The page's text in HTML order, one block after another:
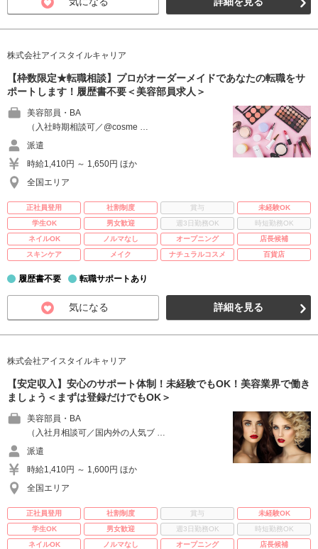
株式会社アイスタイルキャリア
【枠数限定★転職相談】プロがオーダーメイドであなたの転職をサ
ポートします！履歴書不要＜美容部員求人＞
美容部員・BA
（入社時期相談可／@cosme …
派遣
時給1,410円 ～ 1,650円 ほか
全国エリア
正社員登用 社割制度 賞与
未経験OK
学生OK
男女歓迎 週3日勤務OK
時短勤務OK
ネイルOK
ノルマなし オープニング
店長候補
スキンケア
メイク ナチュラルコスメ 百貨店
履歴書不要 転職サポートあり
気になる 詳細を見る
株式会社アイスタイルキャリア
【安定収入】安心のサポート体制！未経験でもOK！美容業界で働き
ましょう＜まずは登録だけでもOK＞
美容部員・BA
（入社月相談可／国内外の人気ブ …
派遣
時給1,410円 ～ 1,600円 ほか
全国エリア
正社員登用 社割制度 賞与
未経験OK
学生OK
男女歓迎 週3日勤務OK
時短勤務OK
ネイルOK
ノルマなし オープニング
店長候補